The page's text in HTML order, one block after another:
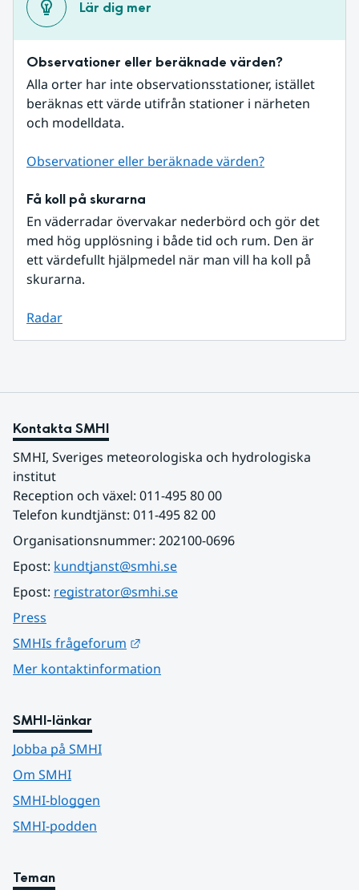
Lär dig mer
Observationer eller beräknade värden?
Alla orter har inte observationsstationer, istället
beräknas ett värde utifrån stationer i närheten
och modelldata.
Observationer eller beräknade värden?
Få koll på skurarna
En väderradar övervakar nederbörd och gör det
med hög upplösning i både tid och rum. Den är
ett värdefullt hjälpmedel när man vill ha koll på
skurarna.
Radar
Kontakta SMHI
SMHI, Sveriges meteorologiska och hydrologiska
institut
Reception och växel: 011-495 80 00
Telefon kundtjänst: 011-495 82 00
Organisationsnummer: 202100-0696
Epost: kundtjanst@smhi.se
Epost: registrator@smhi.se
Press
SMHIs frågeforum
Mer kontaktinformation
SMHI-länkar
Jobba på SMHI
Om SMHI
SMHI-bloggen
SMHI-podden
Teman